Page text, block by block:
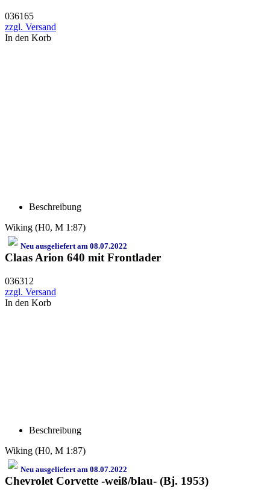
036165
zzgl. Versand
In den Korb
Beschreibung
Wiking (H0, M 1:87)
Neu ausgeliefert am 08.07.2022
Claas Arion 640 mit Frontlader
036312
zzgl. Versand
In den Korb
Beschreibung
Wiking (H0, M 1:87)
Neu ausgeliefert am 08.07.2022
Chevrolet Corvette -weiß/blau- (Bj. 1953)